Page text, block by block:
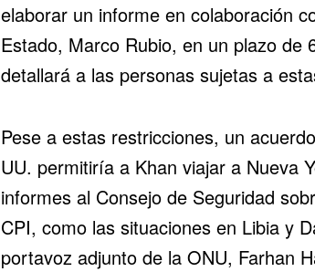
elaborar un informe en colaboración
Estado, Marco Rubio, en un plazo de
detallará a las personas sujetas a
Pese a estas restricciones, un
UU. permitiría a Khan viajar a Nueva
informes al Consejo de Seguridad
CPI, como las situaciones en Libiay
portavoz adjunto de la ONU, Farhan